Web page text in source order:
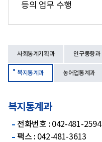
등의 업무 수행
사회통계기획과 인구동향과
복지통계과 농어업통계과
복지통계과
전화번호 : 042-481-2594
팩스 : 042-481-3613